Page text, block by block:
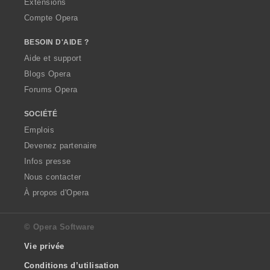
Extensions
Compte Opera
BESOIN D'AIDE ?
Aide et support
Blogs Opera
Forums Opera
SOCIÉTÉ
Emplois
Devenez partenaire
Infos presse
Nous contacter
À propos d'Opera
© Opera Software
Vie privée
Conditions d’utilisation